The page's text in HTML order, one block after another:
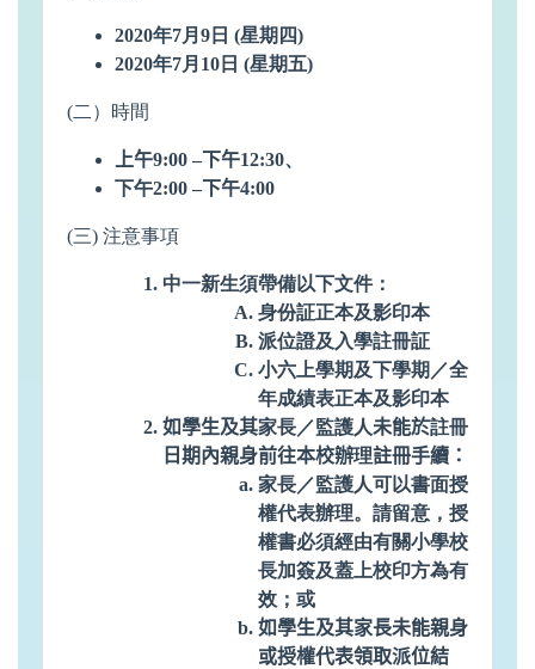
2020年7月9日 (星期四)
2020年7月10日 (星期五)
(二）時間
上午9:00 –下午12:30、
下午2:00 –下午4:00
(三) 注意事項
中一新生須帶備以下文件：
身份証正本及影印本
派位證及入學註冊証
小六上學期及下學期／全
年成績表正本及影印本
如學生及其家長／監護人未能於註冊
日期內親身前往本校辦理註冊手續：
家長／監護人可以書面授
權代表辦理。請留意，授
權書必須經由有關小學校
長加簽及蓋上校印方為有
效；或
如學生及其家長未能親身
或授權代表領取派位結